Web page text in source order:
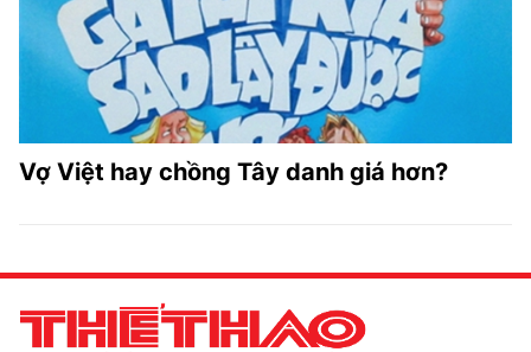
Vợ Việt hay chồng Tây danh giá hơn?